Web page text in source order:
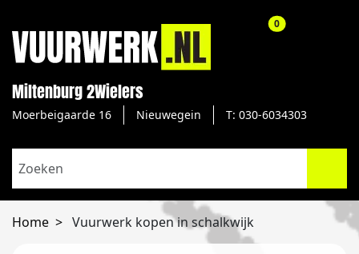
Miltenburg 2Wielers
Moerbeigaarde 16 Nieuwegein T: 030-6034303
0aantal
Home Vuurwerk kopen in schalkwijk